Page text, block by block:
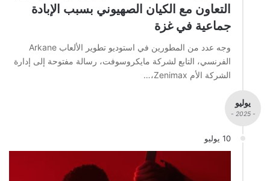
التعاون مع الكيان الصهيوني بسبب الإبادة
جماعية في غزة
وجه عدد من المطورين في استوديو تطوير الألعاب Arkane
الفرنسي، التابع لشركة مايكروسوفت، رسالة مفتوحة إلى إدارة
الشركة الأم Zenimax،…
يوليو
- 2025 -
10 يوليو